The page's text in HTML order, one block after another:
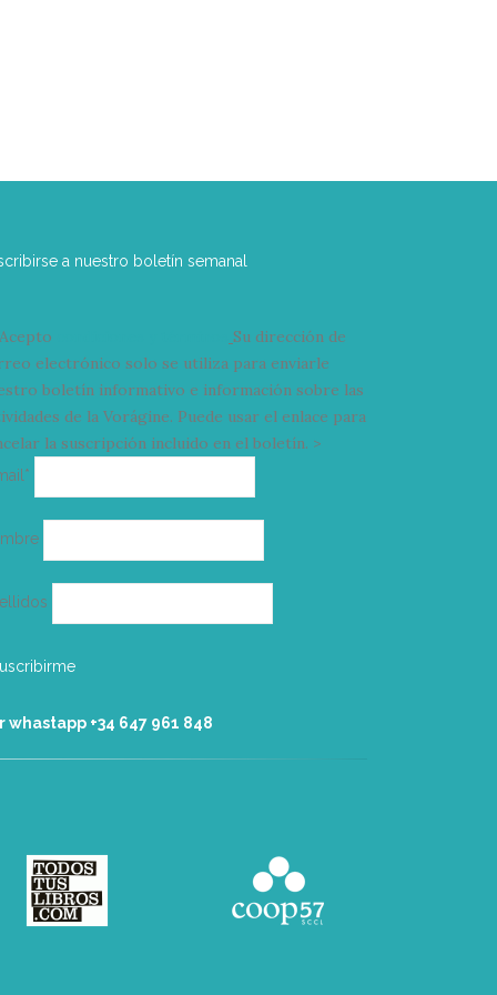
a nuestro boletín semanal
Acepto
Su dirección de
electrónico solo se utiliza para enviarle
boletín informativo e información sobre las
de la Vorágine. Puede usar el enlace para
la suscripción incluido en el boletín. >
electrónico
whastapp +34 ‭647 961 848‬